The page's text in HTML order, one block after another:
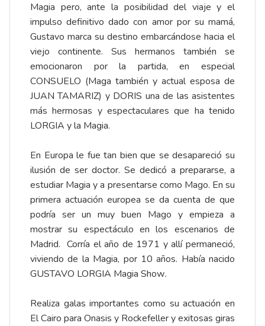
Magia pero, ante la posibilidad del viaje y el
impulso definitivo dado con amor por su mamá,
Gustavo marca su destino embarcándose hacia el
viejo continente. Sus hermanos también se
emocionaron por la partida, en especial
CONSUELO (Maga también y actual esposa de
JUAN TAMARIZ) y DORIS una de las asistentes
más hermosas y espectaculares que ha tenido
LORGIA y la Magia.
En Europa le fue tan bien que se desapareció su
ilusión de ser doctor. Se dedicó a prepararse, a
estudiar Magia y a presentarse como Mago. En su
primera actuación europea se da cuenta de que
podría ser un muy buen Mago y empieza a
mostrar su espectáculo en los escenarios de
Madrid. Corría el año de 1971 y allí permaneció,
viviendo de la Magia, por 10 años. Había nacido
GUSTAVO LORGIA Magia Show.
Realiza galas importantes como su actuación en
El Cairo para Onasis y Rockefeller y exitosas giras